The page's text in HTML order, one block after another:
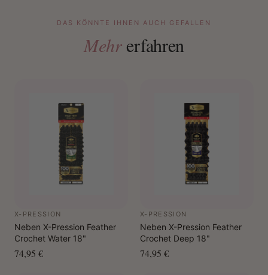
DAS KÖNNTE IHNEN AUCH GEFALLEN
Mehrerfahren
X-PRESSION
Neben X-Pression Feather
Crochet Water 18"
74,95 €
X-PRESSION
Neben X-Pression Feather
Crochet Deep 18"
74,95 €